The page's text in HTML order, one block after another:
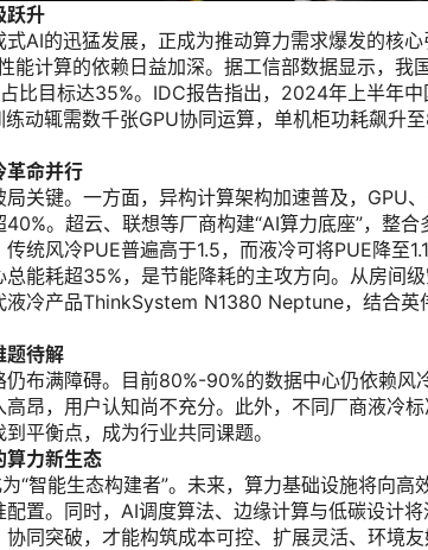
跃升
AI的迅猛发展，正成为推动算力需求爆发的核
能计算的依赖日益加深。据工信部数据显示，
比目标达35%。IDC报告指出，2024年上半年
动辄需数千张GPU协同运算，单机柜功耗飙升
革命并行
关键。一方面，异构计算架构加速普及，GPU
。超云、联想等厂商构建“AI算力底座”，整
统风冷PUE普遍高于1.5，而液冷可将PUE降至
能耗超35%，是节能降耗的主攻方向。从房间
液冷产品ThinkSystem N1380 Neptune，结合
题待解
布满障碍。目前80%-90%的数据中心仍依赖风
昂，用户认知尚不充分。此外，不同厂商液冷
平衡点，成为行业共同课题。
算力新生态
“智能生态构建者”。未来，算力基础设施将向
置。同时，AI调度算法、边缘计算与低碳设计
同突破，才能构筑成本可控、扩展灵活、环境